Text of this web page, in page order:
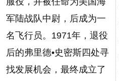
军陆战队中尉，后成为一
名飞行员。1971年，退役
后的弗里德•史密斯四处寻
找发展机会，最终成立了